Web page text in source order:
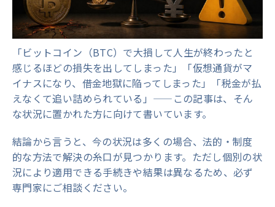
「ビットコイン（BTC）で大損して人生が終わったと
感じるほどの損失を出してしまった」「仮想通貨がマ
イナスになり、借金地獄に陥ってしまった」「税金が払
えなくて追い詰められている」——この記事は、そん
な状況に置かれた方に向けて書いています。
結論から言うと、今の状況は多くの場合、法的・制度
的な方法で解決の糸口が見つかります。ただし個別の状
況により適用できる手続きや結果は異なるため、必ず
専門家にご相談ください。